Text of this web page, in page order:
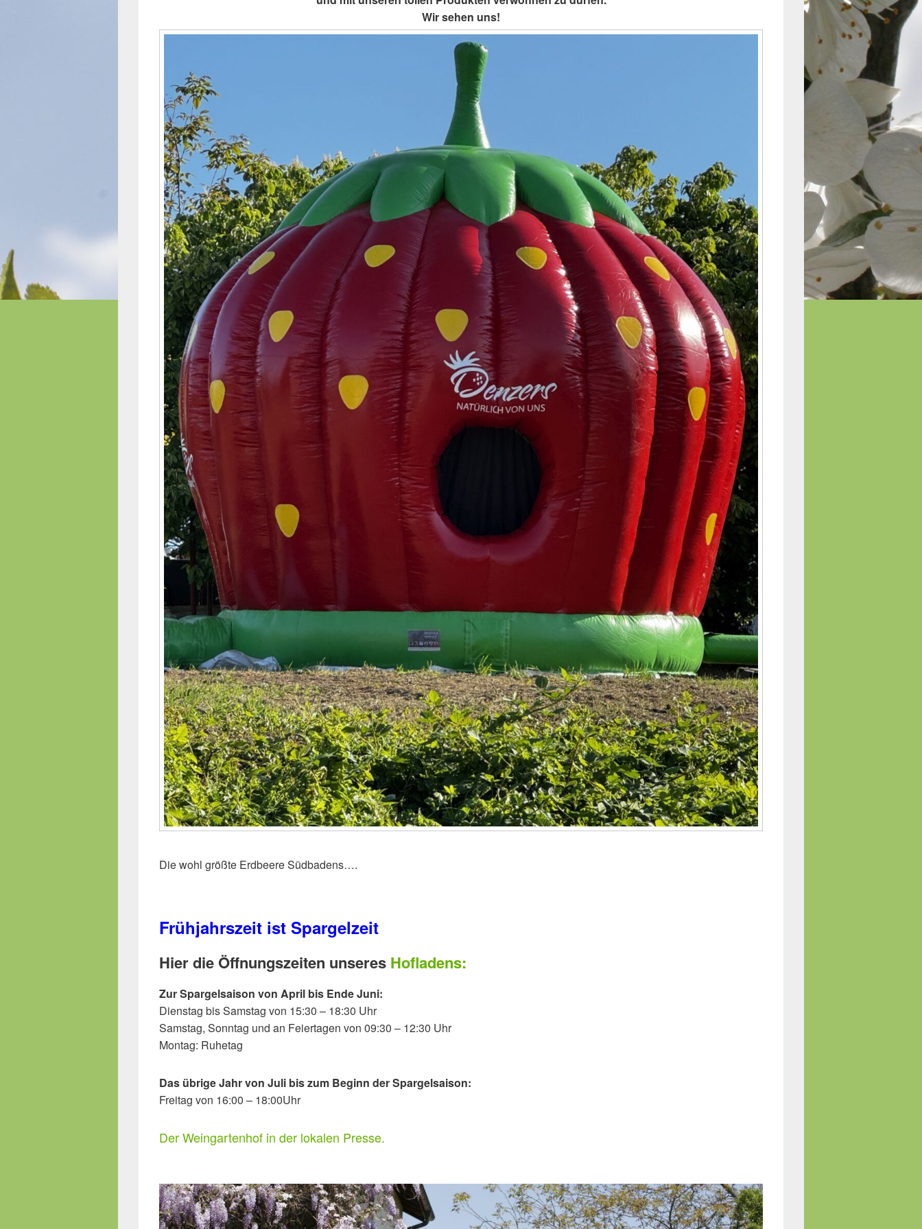
Wir sehen uns!
Die wohl größte Erdbeere Südbadens….
Frühjahrszeit ist Spargelzeit
Hier die Öffnungszeiten unseres Hofladens:
Zur Spargelsaison von April bis Ende Juni:
Dienstag bis Samstag von 15:30 – 18:30 Uhr
Samstag, Sonntag und an Feiertagen von 09:30 – 12:30 Uhr
Montag: Ruhetag
Das übrige Jahr von Juli bis zum Beginn der Spargelsaison:
Freitag von 16:00 – 18:00Uhr
Der Weingartenhof in der lokalen Presse.